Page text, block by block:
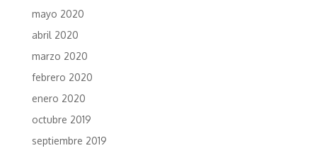
mayo 2020
abril 2020
marzo 2020
febrero 2020
enero 2020
octubre 2019
septiembre 2019